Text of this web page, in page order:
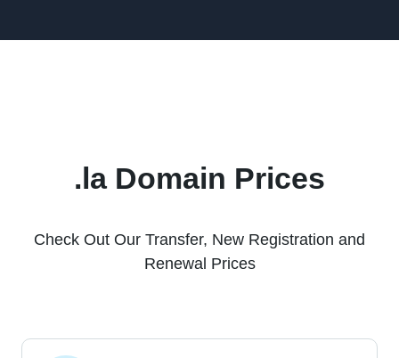
.la Domain Prices
Check Out Our Transfer, New Registration and
Renewal Prices